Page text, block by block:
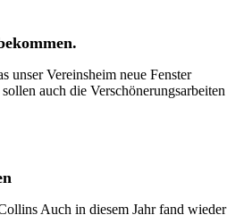
unser Vereinsheim neue Fenster
auch die Verschönerungsarbeiten
Auch in diesem Jahr fand wieder